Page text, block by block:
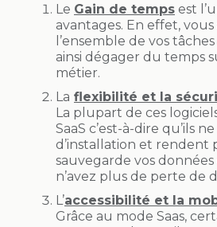
Le Gain de temps est
avantages. En effet,
l’ensemble de vos
ainsi dégager du temps
métier.
La flexibilité et la
La plupart de ces
SaaS c’est-à-dire qu’ils
d’installation et rendent
sauvegarde vos données
n’avez plus de perte de
L’accessibilité et la
Grâce au mode Saas,